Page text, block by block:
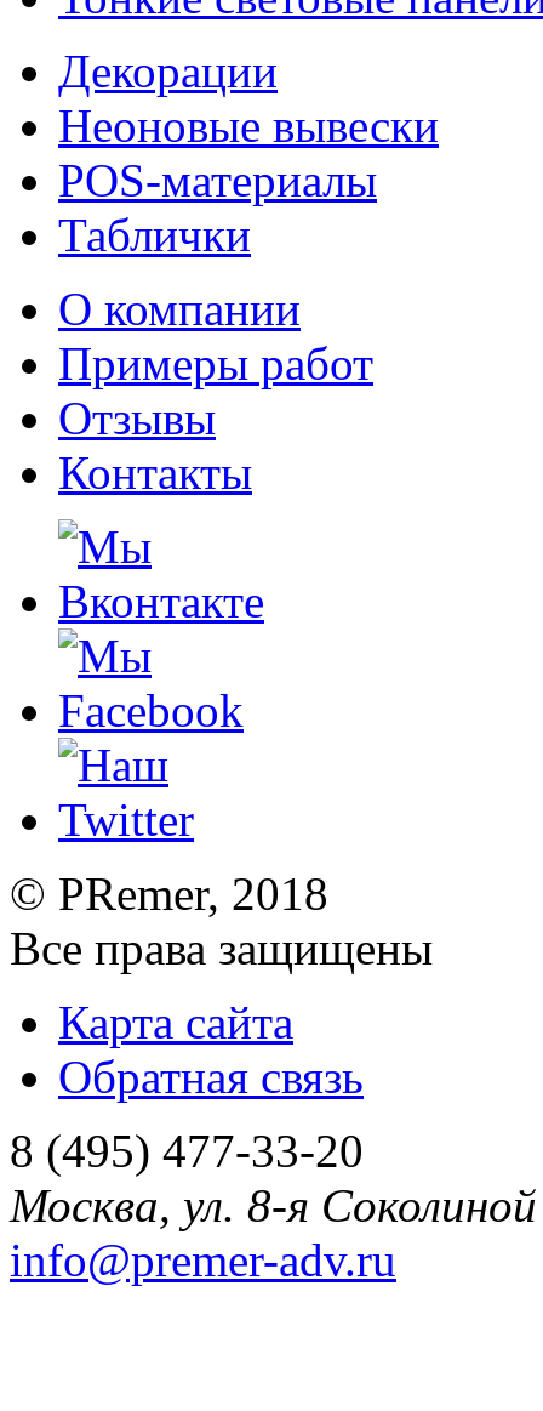
Декорации
Неоновые вывески
POS-материалы
Таблички
О компании
Примеры работ
Отзывы
Контакты
© PRemer, 2018
Все права защищены
Карта сайта
Обратная связь
8 (495) 477-33-20
Москва, ул. 8-я
info@premer-adv.ru